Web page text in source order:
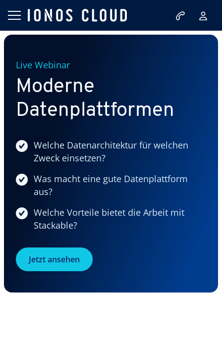
Live Webinar
Moderne
Datenplattformen
Welche Datenarchitektur für welchen
Zweck einsetzen?
Was macht eine gute Datenplattform
aus?
Welche Vorteile bietet die Arbeit mit
Stackable?
Jetzt ansehen